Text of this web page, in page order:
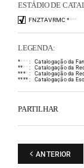
ESTÁDIO DE
FNZTAVRMC ****
LEGENDA:
** * * :
Catalogação da
** * * :
Catalogação da
**** :
Catalogação da
**** : Catalogação da
PARTILHAR
ANTERIOR